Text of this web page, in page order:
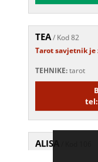
TEA/ Kod 82
Tarot savjetnik je
TEHNIKE:tarot
ALISA/ Kod 106
Tarot savjetnik je